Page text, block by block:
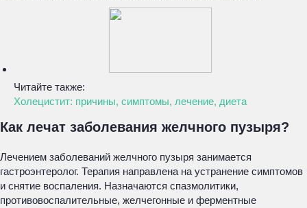
Читайте также:
Холецистит: причины, симптомы, лечение, диета
Как лечат заболевания желчного пузыря?
Лечением заболеваний желчного пузыря занимается
гастроэнтеролог. Терапия направлена на устранение симптомов
и снятие воспаления. Назначаются спазмолитики,
противовоспалительные, желчегонные и ферментные